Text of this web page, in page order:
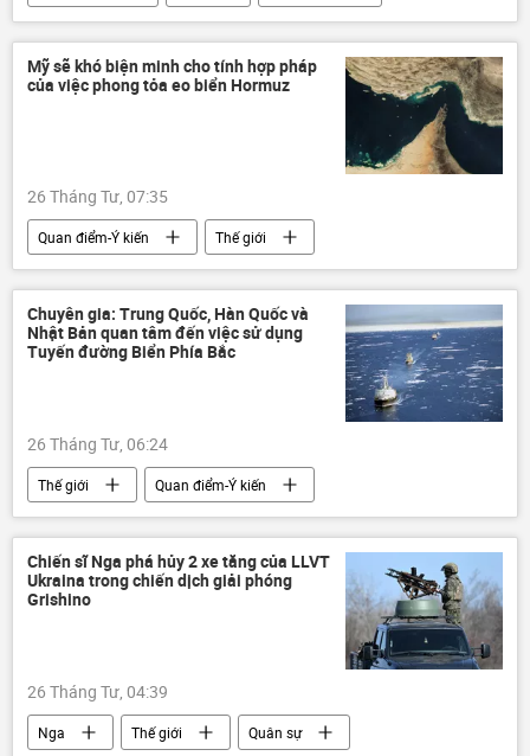
Nhà máy điện hạt nhân Chernobyl
Mỹ sẽ khó biện minh cho tính hợp pháp
của việc phong tỏa eo biển Hormuz
26 Tháng Tư, 07:35
Quan điểm-Ý kiến
Thế giới
Chính trị
Kinh tế
Iran
Xung đột Mỹ-Iran
Hoa Kỳ
eo biển Hormuz
chuyên gia
Chuyên gia: Trung Quốc, Hàn Quốc và
Nhật Bản quan tâm đến việc sử dụng
Tuyến đường Biển Phía Bắc
26 Tháng Tư, 06:24
Thế giới
Quan điểm-Ý kiến
chuyên gia
Hàn Quốc
Nhật Bản
Vùng vịnh Ba Tư
Hoa Kỳ
Trung Quốc
thương mại
Nga
Chiến sĩ Nga phá hủy 2 xe tăng của LLVT
Ukraina trong chiến dịch giải phóng
Grishino
26 Tháng Tư, 04:39
Nga Thế giới
Quân sự